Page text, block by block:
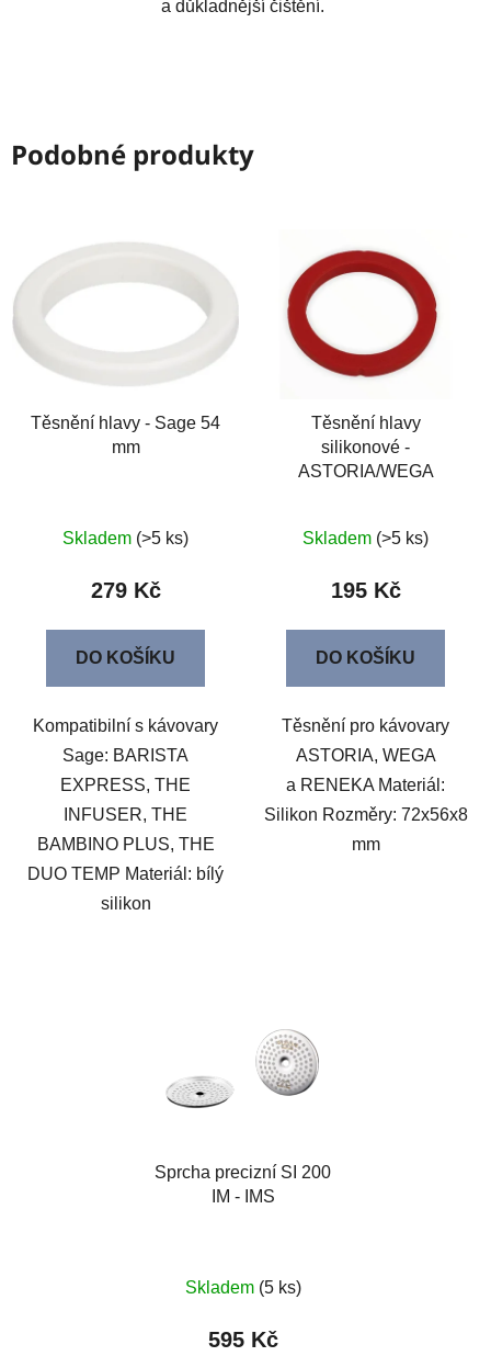
a důkladnější čištění.
Podobné produkty
Těsnění hlavy - Sage 54
mm
Skladem (>5 ks)
279 Kč
DO KOŠÍKU
Kompatibilní s kávovary
Sage: BARISTA
EXPRESS, THE
INFUSER, THE
BAMBINO PLUS, THE
DUO TEMP Materiál: bílý
silikon
Těsnění hlavy
silikonové -
ASTORIA/WEGA
Skladem (>5 ks)
195 Kč
DO KOŠÍKU
Těsnění pro kávovary
ASTORIA, WEGA
a RENEKA Materiál:
Silikon Rozměry: 72x56x8
mm
Sprcha precizní SI 200
IM - IMS
Skladem (5 ks)
595 Kč